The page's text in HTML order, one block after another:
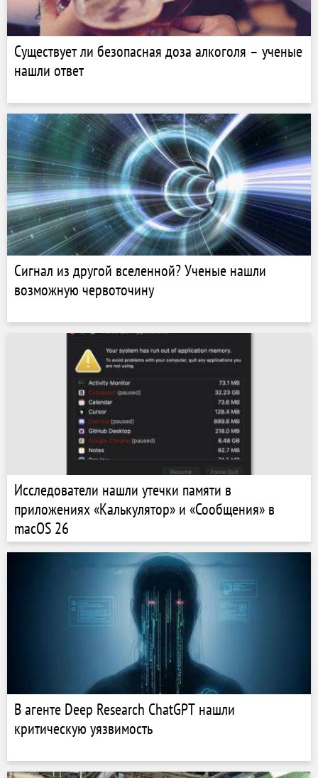
Существует ли безопасная доза алкоголя – ученые
нашли ответ
Сигнал из другой вселенной? Ученые нашли
возможную червоточину
Исследователи нашли утечки памяти в
приложениях «Калькулятор» и «Сообщения» в
macOS 26
В агенте Deep Research ChatGPT нашли
критическую уязвимость